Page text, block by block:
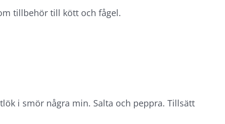
tillbehör till kött och fågel.
i smör några min. Salta och peppra. Tillsätt